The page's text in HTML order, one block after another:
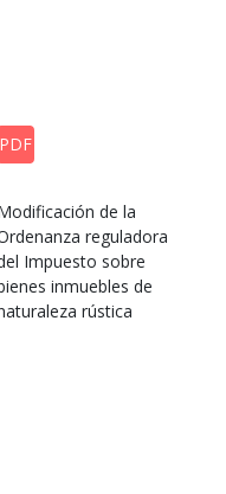
PDF
de la
reguladora
Impuesto sobre
inmuebles de
rústica